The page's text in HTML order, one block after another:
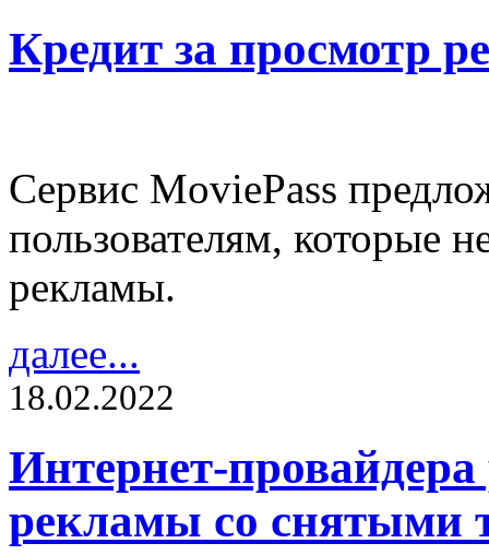
Кредит за просмотр
Сервис MoviePass
пользователям, которые
рекламы.
далее...
18.02.2022
Интернет-
рекламы со снятыми